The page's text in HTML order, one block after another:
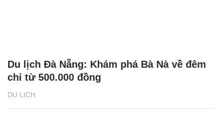
DU LỊCH
Du lịch Đà Nẵng: Khám phá Bà Nà về đêm
chỉ từ 500.000 đồng